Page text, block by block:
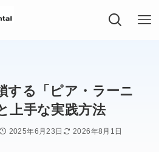
する「ピア・ラーニ
上手な実践方法
2025年6月23日 2026年8月1日